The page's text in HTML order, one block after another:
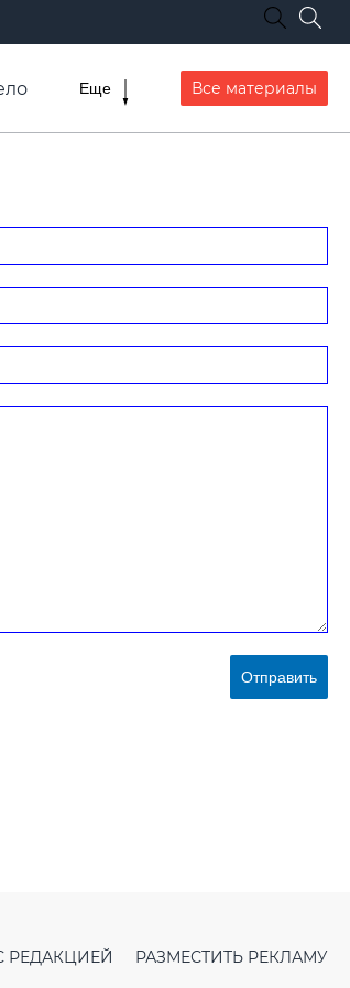
Еще Все материалы
Отправить
РЕДАКЦИЕЙ РАЗМЕСТИТЬ РЕКЛАМУ